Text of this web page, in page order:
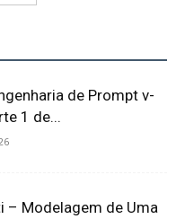
de Prompt v-
1 de...
– Modelagem de Uma